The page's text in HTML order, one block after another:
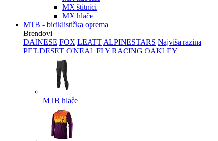
MX štitnici
MX hlače
MTB - biciklistička oprema
Brendovi
DAINESE FOX LEATT ALPINESTARS Najviša razina
PET-DESET O'NEAL FLY RACING OAKLEY
MTB hlače